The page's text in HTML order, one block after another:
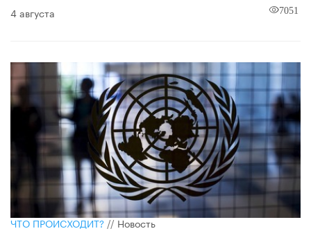
4 августа 7051
ЧТО ПРОИСХОДИТ?//Новость